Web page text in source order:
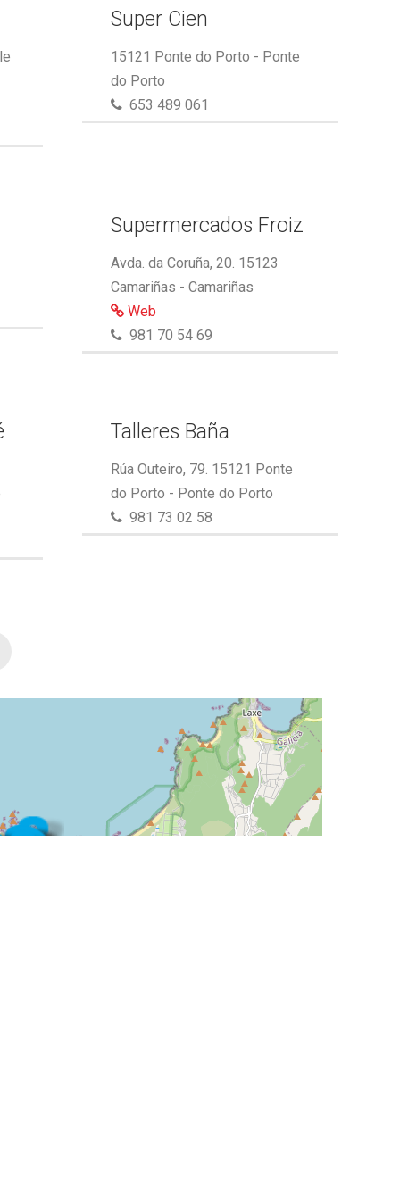
Super Cien
15121 Ponte do Porto - Ponte
do Porto
653 489 061
Supermercados Froiz
Avda. da Coruña, 20. 15123
Camariñas - Camariñas
Web
981 70 54 69
Talleres Baña
Rúa Outeiro, 79. 15121 Ponte
do Porto - Ponte do Porto
981 73 02 58